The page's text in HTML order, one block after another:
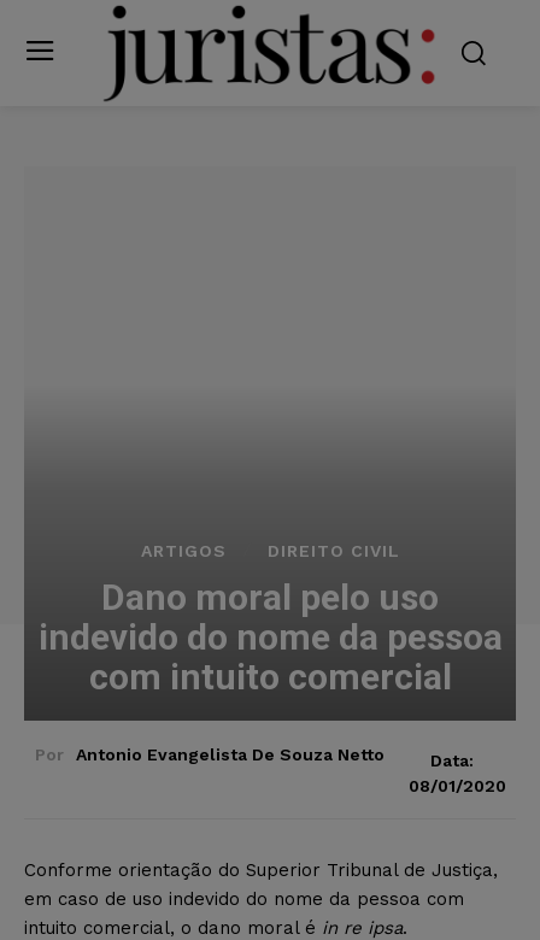
ARTIGOS DIREITO CIVIL
Dano moral pelo uso
indevido do nome da pessoa
com intuito comercial
Por Antonio Evangelista De Souza Netto
Data:
08/01/2020
Conforme orientação do Superior Tribunal de Justiça,
em caso de uso indevido do nome da pessoa com
intuito comercial, o dano moral é in re ipsa.